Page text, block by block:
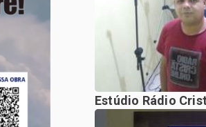
Estúdio Rádio